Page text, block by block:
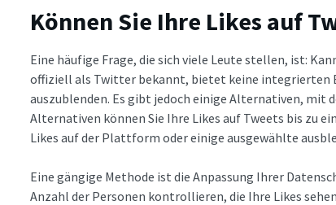
Können Sie Ihre Likes auf
Eine häufige Frage, die sich viele Leute stellen, ist:
offiziell als Twitter bekannt, bietet keine integrierten
auszublenden. Es gibt jedoch einige Alternativen, mit
Alternativen können Sie Ihre Likes auf Tweets bis zu
Likes auf der Plattform oder einige ausgewählte
Eine gängige Methode ist die Anpassung Ihrer
Anzahl der Personen kontrollieren, die Ihre Likes